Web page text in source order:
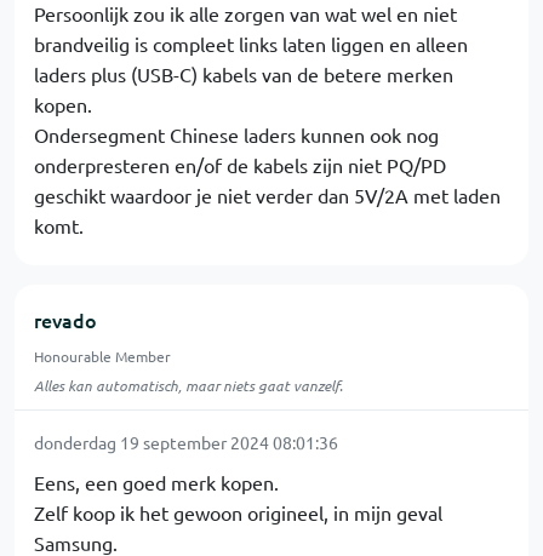
Persoonlijk zou ik alle zorgen van wat wel en niet
brandveilig is compleet links laten liggen en alleen
laders plus (USB-C) kabels van de betere merken
kopen.
Ondersegment Chinese laders kunnen ook nog
onderpresteren en/of de kabels zijn niet PQ/PD
geschikt waardoor je niet verder dan 5V/2A met laden
komt.
revado
Honourable Member
Alles kan automatisch, maar niets gaat vanzelf.
donderdag 19 september 2024 08:01:36
Eens, een goed merk kopen.
Zelf koop ik het gewoon origineel, in mijn geval
Samsung.